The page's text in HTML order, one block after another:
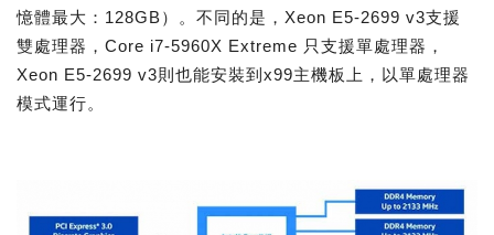
憶體最大：128GB）。不同的是，Xeon E5-2699 v3支援
雙處理器，Core i7-5960X Extreme 只支援單處理器，
Xeon E5-2699 v3則也能安裝到x99主機板上，以單處理器
模式運行。